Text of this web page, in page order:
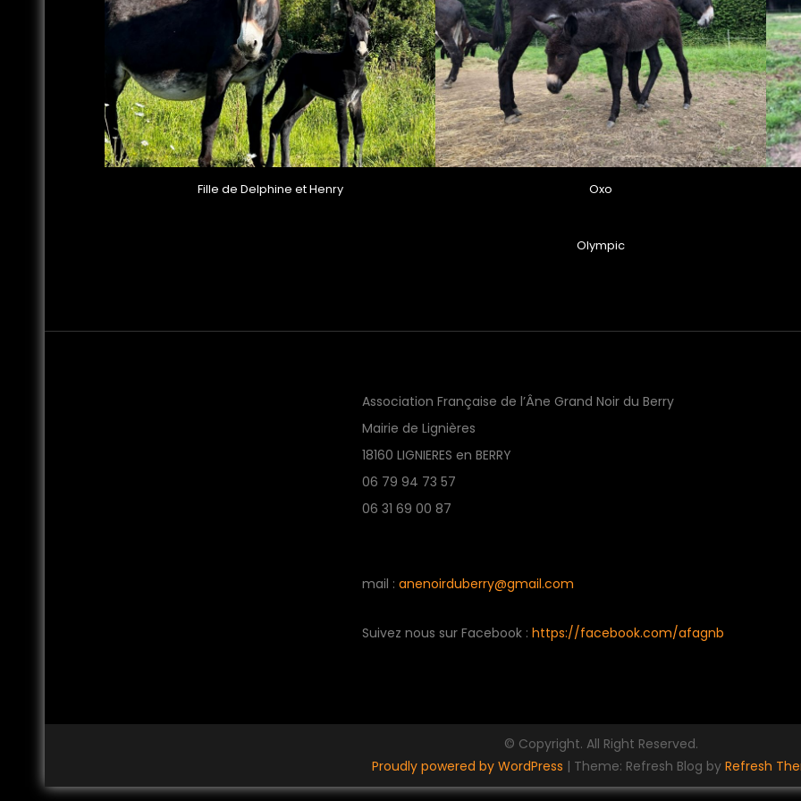
Fille de Delphine et Henry Oxo
Olympic
Association Française de l’Âne Grand Noir du Berry
Mairie de Lignières
18160 LIGNIERES en BERRY
06 79 94 73 57
06 31 69 00 87
mail : anenoirduberry@gmail.com
Suivez nous sur Facebook : https://facebook.com/afagnb
© Copyright. All Right Reserved.
Proudly powered by WordPress | Theme: Refresh Blog by Refresh